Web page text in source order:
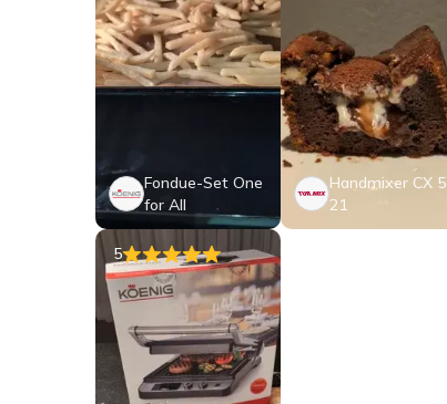
Fondue-Set One
for All
Handmixer CX 5
21
5